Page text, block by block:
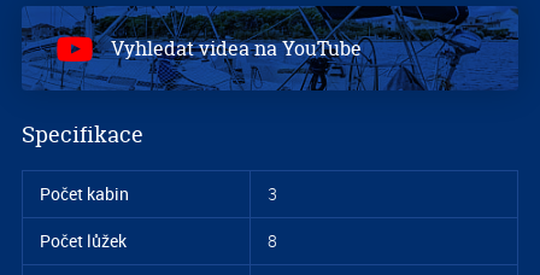
Vyhledat videa na YouTube
Specifikace
Počet kabin 3
Počet lůžek 8